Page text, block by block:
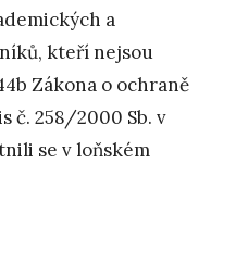
a
kteří nejsou
Zákona o ochraně
č. 258/2000 Sb. v
se v loňském